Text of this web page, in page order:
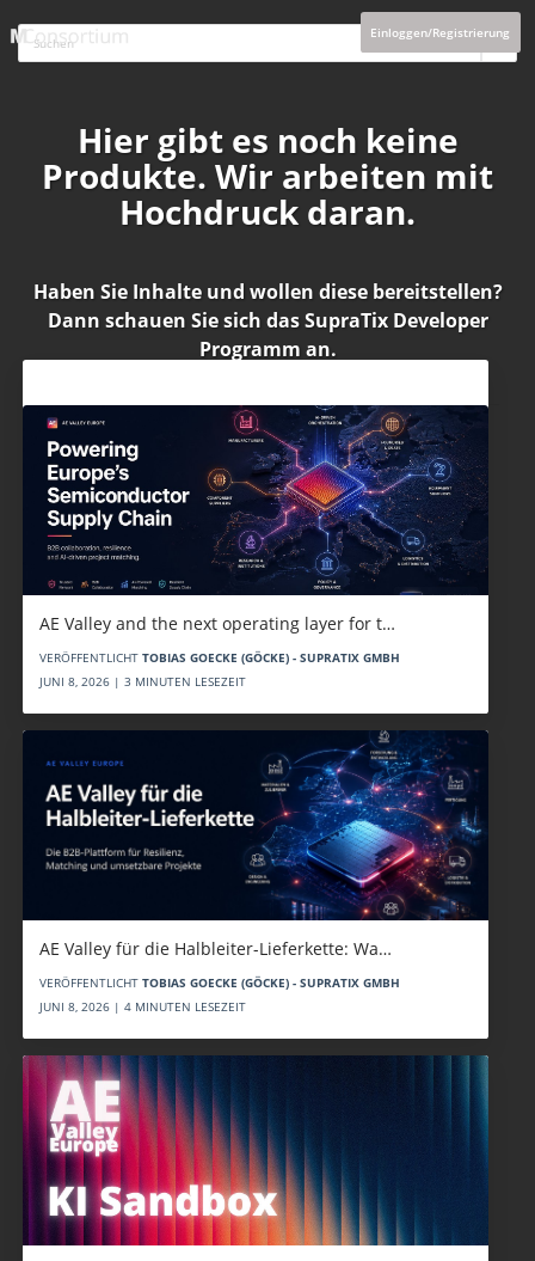
Einloggen/Registrierung
Hier gibt es noch keine
Produkte. Wir arbeiten mit
Hochdruck daran.
Haben Sie Inhalte und wollen diese bereitstellen?
Dann schauen Sie sich dasSupraTix Developer
Programm an.
AE Valley and the next operating layer for t…
VERÖFFENTLICHT TOBIAS GOECKE (GÖCKE) - SUPRATIX GMBH
JUNI 8, 2026 | 3 MINUTEN LESEZEIT
AE Valley für die Halbleiter-Lieferkette: Wa…
VERÖFFENTLICHT TOBIAS GOECKE (GÖCKE) - SUPRATIX GMBH
JUNI 8, 2026 | 4 MINUTEN LESEZEIT